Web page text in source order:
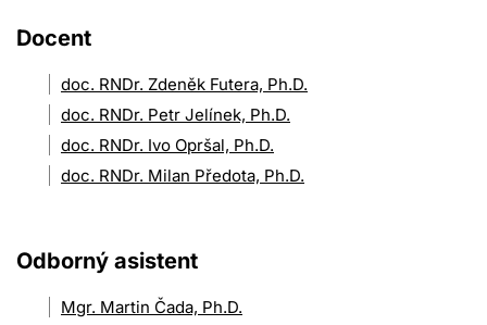
Docent
doc. RNDr. Zdeněk Futera, Ph.D.
doc. RNDr. Petr Jelínek, Ph.D.
doc. RNDr. Ivo Opršal, Ph.D.
doc. RNDr. Milan Předota, Ph.D.
Odborný asistent
Mgr. Martin Čada, Ph.D.